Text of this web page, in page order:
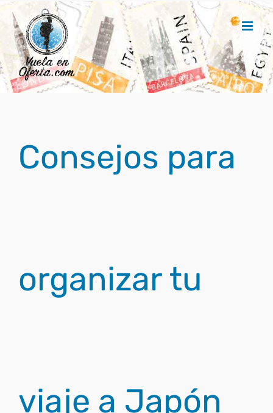
Saltar
contenido
Consejos para
organizar tu
viaje a Japón